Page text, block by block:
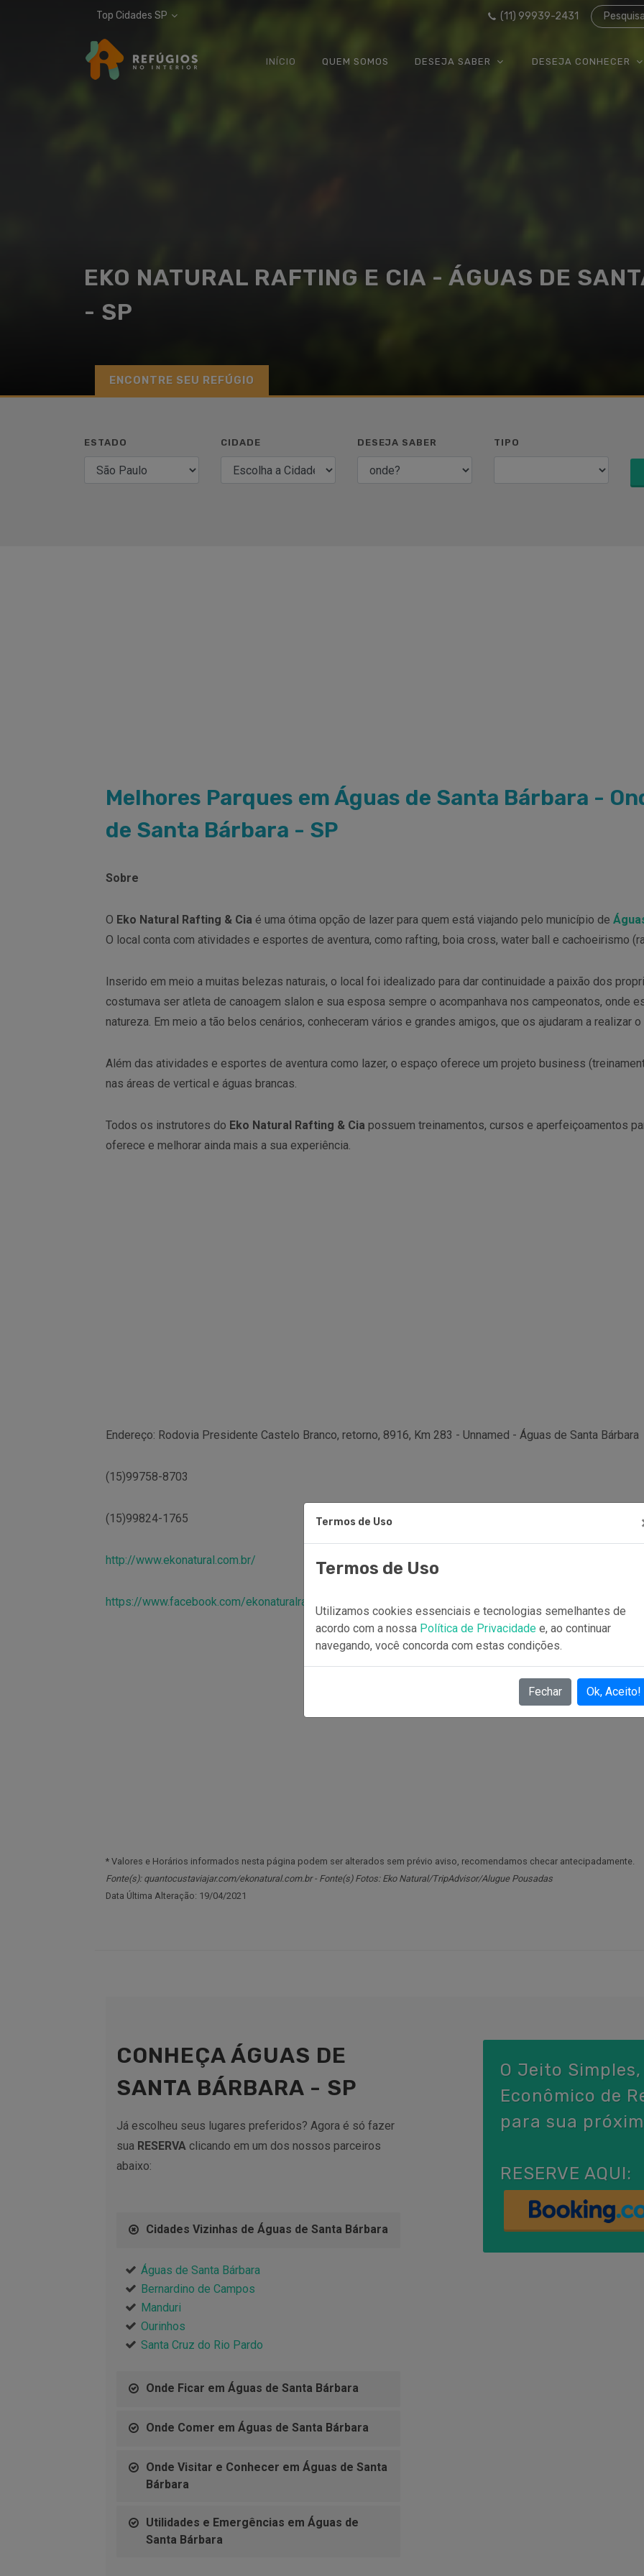
Termos de Uso
Termos de Uso
Utilizamos cookies essenciais e tecnologias semelhantes de
acordo com a nossa Política de Privacidade e, ao continuar
navegando, você concorda com estas condições.
Fechar Ok, Aceito!
Top Cidades SP (11) 99939-2431
INÍCIO QUEM SOMOS DESEJA SABER DESEJA CONHECER
EKO NATURAL RAFTING E CIA - ÁGUAS DE
- SP
ENCONTRE SEU REFÚGIO
ESTADO CIDADE DESEJA SABER TIPO
Melhores Parques em Águas de Santa Bárbara -
de Santa Bárbara - SP
Sobre
O Eko Natural Rafting & Cia é uma ótima opção de lazer para quem está viajando pelo município de
O local conta com atividades e esportes de aventura, como rafting, boia cross, water ball e cachoeirismo
Inserido em meio a muitas belezas naturais, o local foi idealizado para dar continuidade a paixão dos
costumava ser atleta de canoagem slalon e sua esposa sempre o acompanhava nos campeonatos, onde
natureza. Em meio a tão belos cenários, conheceram vários e grandes amigos, que os ajudaram a realizar
Além das atividades e esportes de aventura como lazer, o espaço oferece um projeto business
nas áreas de vertical e águas brancas.
Todos os instrutores do Eko Natural Rafting & Cia possuem treinamentos, cursos e aperfeiçoamentos
oferece e melhorar ainda mais a sua experiência.
Endereço: Rodovia Presidente Castelo Branco, retorno, 8916, Km 283 - Unnamed - Águas de Santa Bárbara
(15)99758-8703
(15)99824-1765
http://www.ekonatural.com.br/
https://www.facebook.com/ekonaturalraftingaguasdesantabarbara
* Valores e Horários informados nesta página podem ser alterados sem prévio aviso, recomendamos checar antecipadamente.
Fonte(s): quantocustaviajar.com/ekonatural.com.br - Fonte(s) Fotos: Eko Natural/TripAdvisor/Alugue Pousadas
Data Última Alteração: 19/04/2021
CONHEÇA ÁGUAS DE
SANTA BÁRBARA - SP
Já escolheu seus lugares preferidos? Agora é só fazer
sua RESERVA clicando em um dos nossos parceiros
abaixo:
Cidades Vizinhas de Águas de Santa Bárbara
Águas de Santa Bárbara
Bernardino de Campos
Manduri
Ourinhos
Santa Cruz do Rio Pardo
Onde Ficar em Águas de Santa Bárbara
Onde Comer em Águas de Santa Bárbara
Onde Visitar e Conhecer em Águas de Santa
Bárbara
Utilidades e Emergências em Águas de
Santa Bárbara
O Jeito
Econômico de
para sua
RESERVE AQUI: